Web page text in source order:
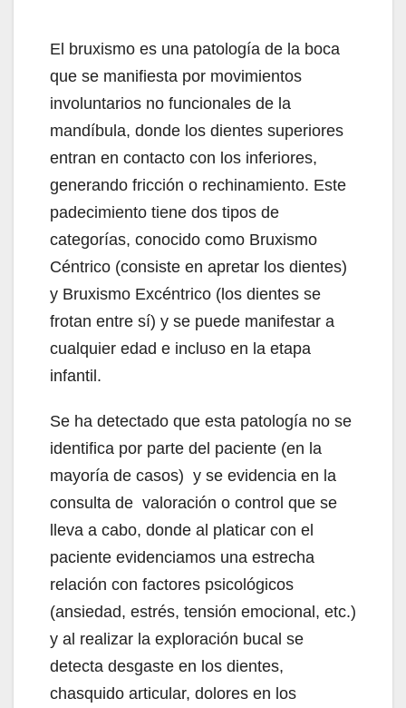
El bruxismo es una patología de la boca
que se manifiesta por movimientos
involuntarios no funcionales de la
mandíbula, donde los dientes superiores
entran en contacto con los inferiores,
generando fricción o rechinamiento. Este
padecimiento tiene dos tipos de
categorías, conocido como Bruxismo
Céntrico (consiste en apretar los dientes)
y Bruxismo Excéntrico (los dientes se
frotan entre sí) y se puede manifestar a
cualquier edad e incluso en la etapa
infantil.
Se ha detectado que esta patología no se
identifica por parte del paciente (en la
mayoría de casos) y se evidencia en la
consulta de valoración o control que se
lleva a cabo, donde al platicar con el
paciente evidenciamos una estrecha
relación con factores psicológicos
(ansiedad, estrés, tensión emocional, etc.)
y al realizar la exploración bucal se
detecta desgaste en los dientes,
chasquido articular, dolores en los